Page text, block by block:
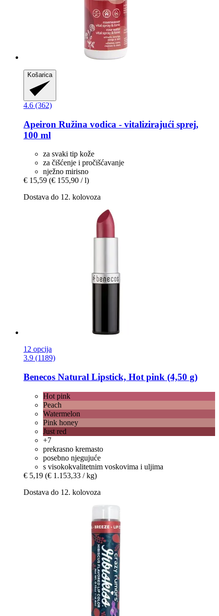
Košarica
4.6 (362)
Apeiron Ružina vodica -​ vitalizirajući sprej,
100 ml
za svaki tip kože
za čišćenje i pročišćavanje
nježno mirisno
€ 15,59 (€ 155,90 / l)
Dostava do 12. kolovoza
12 opcija
3.9 (1189)
Benecos Natural Lipstick, Hot pink (4,50 g)
Hot pink
Peach
Watermelon
Pink honey
Just red
+7
prekrasno kremasto
posebno njegujuće
s visokokvalitetnim voskovima i uljima
€ 5,19 (€ 1.153,33 / kg)
Dostava do 12. kolovoza